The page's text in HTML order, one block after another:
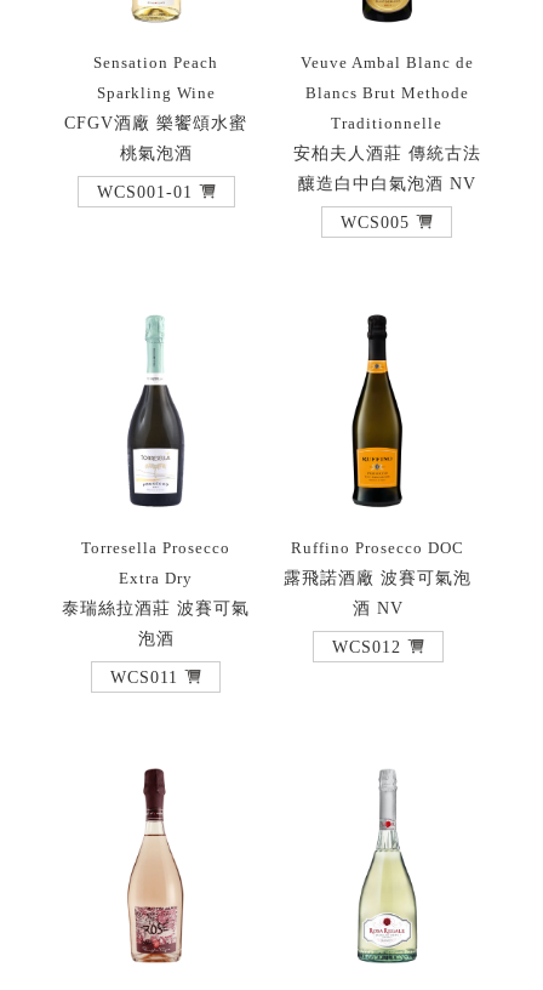
Sensation Peach
Sparkling Wine
CFGV酒廠 樂饗頌水蜜
桃氣泡酒
WCS001-01
Veuve Ambal Blanc de
Blancs Brut Methode
Traditionnelle
安柏夫人酒莊 傳統古法
釀造白中白氣泡酒 NV
WCS005
Torresella Prosecco
Extra Dry
泰瑞絲拉酒莊 波賽可氣
泡酒
WCS011
Ruffino Prosecco DOC
露飛諾酒廠 波賽可氣泡
酒 NV
WCS012